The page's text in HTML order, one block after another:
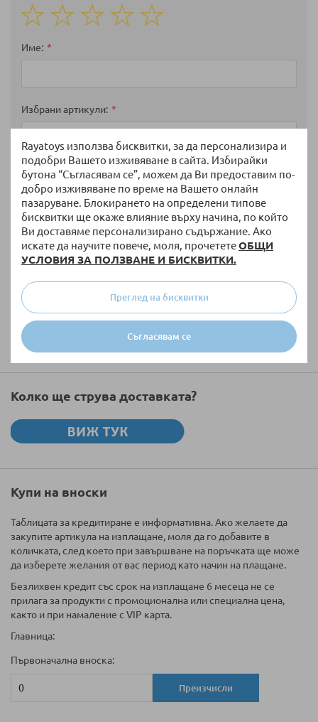
Rayatoys използва бисквитки, за да персонализира и
подобри Вашето изживяване в сайта. Избирайки
бутона “Съгласявам се”, можем да Ви предоставим по-
добро изживяване по време на Вашето онлайн
пазаруване. Блокирането на определени типове
бисквитки ще окаже влияние върху начина, по който
Ви доставяме персонализирано съдържание. Ако
искате да научите повече, моля, прочететеОБЩИ
УСЛОВИЯ ЗА ПОЛЗВАНЕ И БИСКВИТКИ.
Съгласявам се
Преглед на бисквитки
star
stars
stars
stars
stars
Име
Избрани артикули
Мнение
Изпратете
Колко ще струва доставката?
Купи на вноски
Таблицата за кредитиране е информативна. Ако желаете да
закупите артикула на изплащане, моля да го добавите в
количката, след което при завършване на поръчката ще може
да изберете желания от вас период като начин на плащане.
Безлихвен кредит със срок на изплащане 6 месеца не се
прилага за продукти с промоционална или специална цена,
както и при намаление с VIP карта.
Главница:
Първоначална вноска:
Преизчисли